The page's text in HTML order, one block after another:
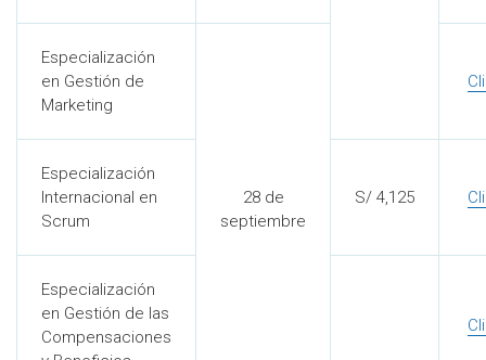
Especialización
en Gestión de
Marketing
28 de
septiembre
Especialización
Internacional en
Scrum
S/ 4,125
Especialización
en Gestión de las
Compensaciones